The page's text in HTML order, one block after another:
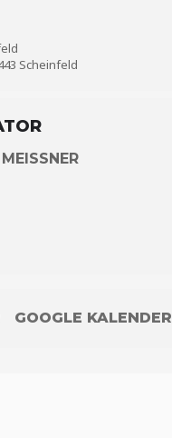
Scheinfeld
GOOGLE KALENDER